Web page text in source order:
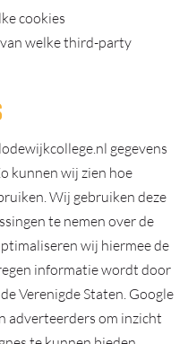
cookies
welke third-party
gegevens
kunnen wij zien hoe
Wij gebruiken deze
te nemen over de
wij hiermee de
informatie wordt door
Verenigde Staten. Google
adverteerders om inzicht